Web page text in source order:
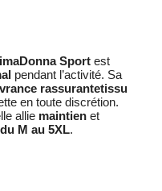
Sport est
pendant l’activité. Sa
rassurantetissu
en toute discrétion.
allie maintien et
M au 5XL.